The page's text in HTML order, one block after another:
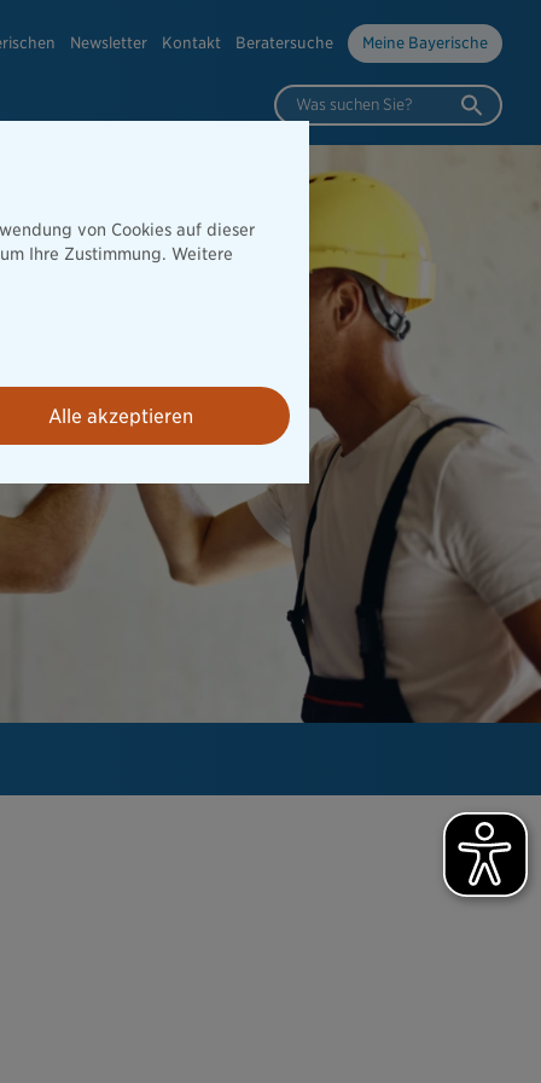
Newsletter Kontakt Beratersuche Meine Bayerische
Was suchen Sie?
von Cookies auf dieser
Ihre Zustimmung. Weitere
Alle akzeptieren